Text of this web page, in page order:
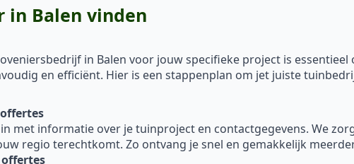
in Balen vinden
in Balen voor jouw specifieke project is
en efficiënt. Hier is een stappenplan om jet juiste
met informatie over je tuinproject en contactgegevens. We
regio terechtkomt. Zo ontvang je snel en gemakkelijk